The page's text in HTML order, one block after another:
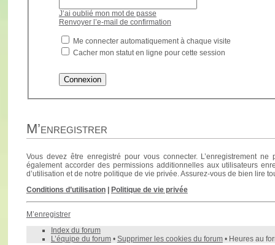
J’ai oublié mon mot de passe
Renvoyer l’e-mail de confirmation
Me connecter automatiquement à chaque visite
Cacher mon statut en ligne pour cette session
M’enregistrer
Vous devez être enregistré pour vous connecter. L’enregistrement
également accorder des permissions additionnelles aux utilisateurs
d’utilisation et de notre politique de vie privée. Assurez-vous de bien lire
Conditions d’utilisation| Politique de vie privée
M’enregistrer
Index du forum
L’équipe du forum• Supprimer les cookies du forum• Heures au